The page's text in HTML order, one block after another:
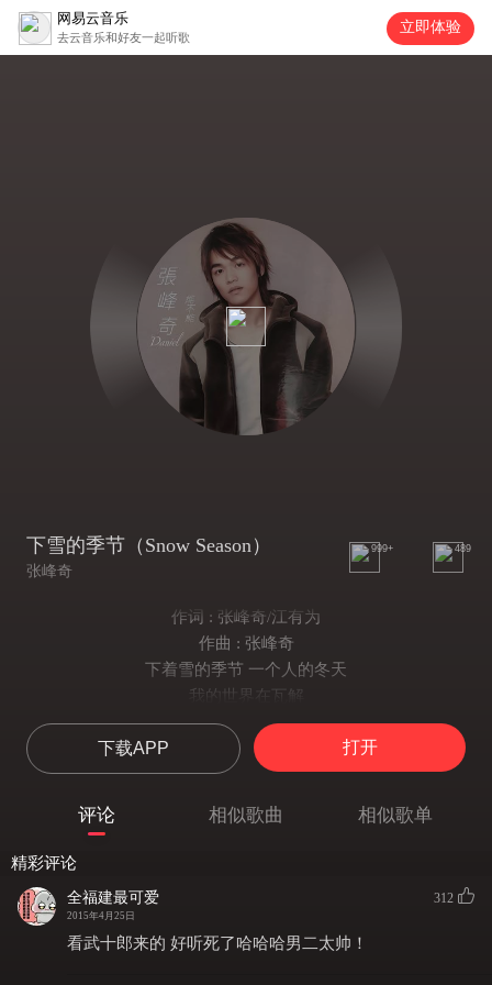
网易云音乐
去云音乐和好友一起听歌
立即体验
下雪的季节（Snow Season）
张峰奇
999+ 489
作词 : 张峰奇/江有为
作曲 : 张峰奇
下着雪的季节 一个人的冬天
我的世界在瓦解
下着雪的季节 曾经说过的誓言
对不起 我没对你实现
天空落下一片一片
白皙无瑕最美的季节
过去的错藉由寒冷的雪来面对
在分手那一天
下载APP 打开
评论 相似歌曲 相似歌单
精彩评论
全福建最可爱
2015年4月25日
312
看武十郎来的 好听死了哈哈哈男二太帅！